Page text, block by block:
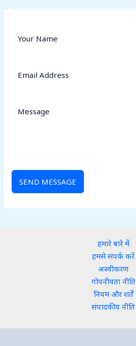
SEND MESSAGE
हमारे बारे में
हमसे संपर्क करें
अस्वीकरण
गोपनीयता नीति
नियम और शर्तें
संपादकीय नीति